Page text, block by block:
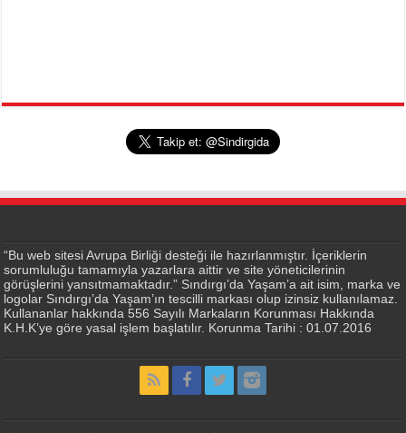
“Bu web sitesi Avrupa Birliği desteği ile hazırlanmıştır. İçeriklerin
sorumluluğu tamamıyla yazarlara aittir ve site yöneticilerinin
görüşlerini yansıtmamaktadır.” Sındırgı’da Yaşam’a ait isim, marka ve
logolar Sındırgı’da Yaşam’ın tescilli markası olup izinsiz kullanılamaz.
Kullananlar hakkında 556 Sayılı Markaların Korunması Hakkında
K.H.K’ye göre yasal işlem başlatılır. Korunma Tarihi : 01.07.2016